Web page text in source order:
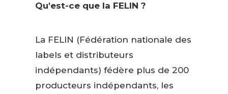
Qu'est-ce que la FELIN ?
La FELIN (Fédération nationale des
labels et distributeurs
indépendants) fédère plus de 200
producteurs indépendants, les